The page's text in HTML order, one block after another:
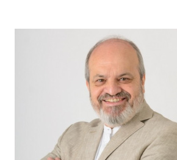
*
Guarda mi nombre, correo
este navegador para la próxima
comente.